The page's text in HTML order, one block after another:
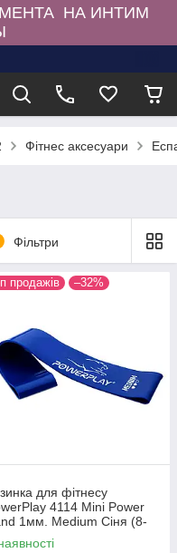
НА ИНТИМ
Фітнес аксесуари
Фільтри
продажів –32%
для фітнесу
4114 Mini Power
1мм. Medium Сіня (8-